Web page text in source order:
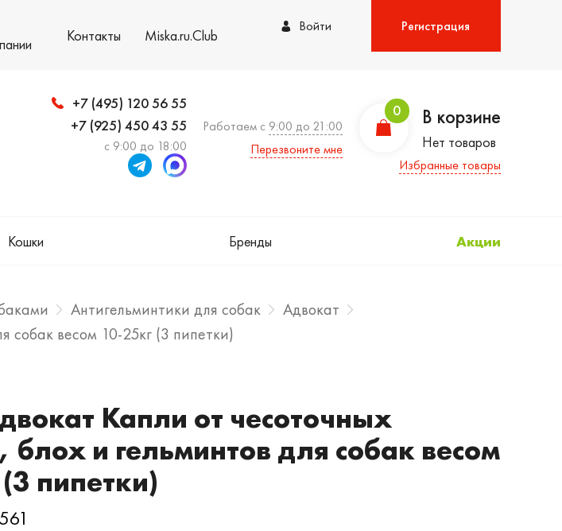
Контакты Miska.ru.Club Войти Регистрация
+7 (495) 120 56 55
+7 (925) 450 43 55
с 9:00 до 18:00
Работаем с 9:00 до 21:00
Перезвоните мне
0 В корзине
Нет товаров
Избранные товары
Кошки Бренды Акции
Антигельминтики для собак
Адвокат
собак весом 10-25кг (3 пипетки)
Капли от чесоточных
и гельминтов для собак весом
пипетки)